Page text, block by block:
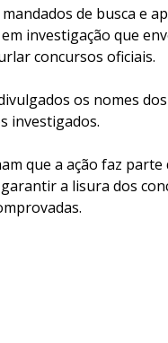
de busca e
investigação que
concursos oficiais.
os nomes
investigados.
que a ação faz parte
a lisura dos